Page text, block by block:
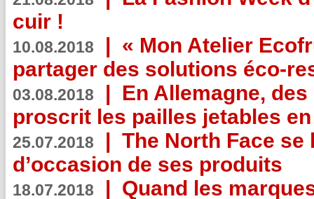
cuir !
10.08.2018 | « Mon Atelier
partager des solutions éco-
03.08.2018 | En Allemagne,
proscrit les pailles jetables
25.07.2018 | The North Face se
d’occasion de ses produits
18.07.2018 | Quand les